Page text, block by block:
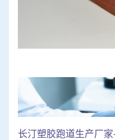
长汀塑胶跑道生产厂